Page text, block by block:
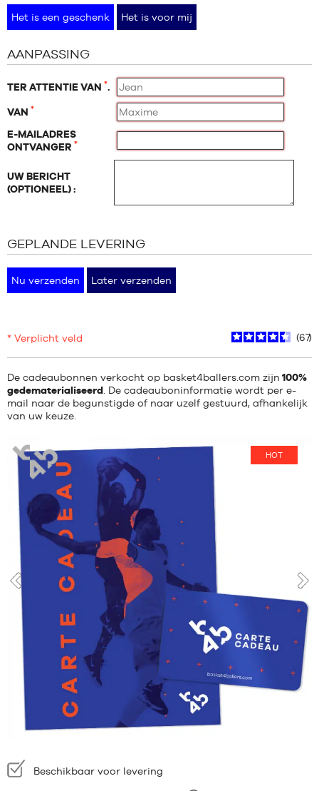
PROMO'S
RELEASES
NL
worden
MERKEN
PROMO'S
Het is een geschenk Het is voor mij
AANPASSING
TER ATTENTIE VAN *.
VAN *
E-MAILADRES
ONTVANGER *
UW BERICHT
(OPTIONEEL) :
GEPLANDE LEVERING
Nu verzenden Later verzenden
* Verplicht veld 67
De cadeaubonnen verkocht op basket4ballers.com zijn 100%
gedematerialiseerd . De cadeauboninformatie wordt per e-
mail naar de begunstigde of naar uzelf gestuurd, afhankelijk
van uw keuze.
voor
HOT
Beschikbaarheid:
Beschikbaar voor levering